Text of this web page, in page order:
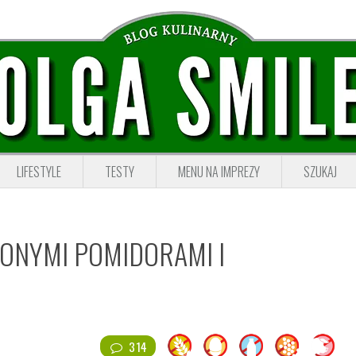
LIFESTYLE TESTY MENU NA IMPREZY SZUKAJ
POMIDORAMI I
314